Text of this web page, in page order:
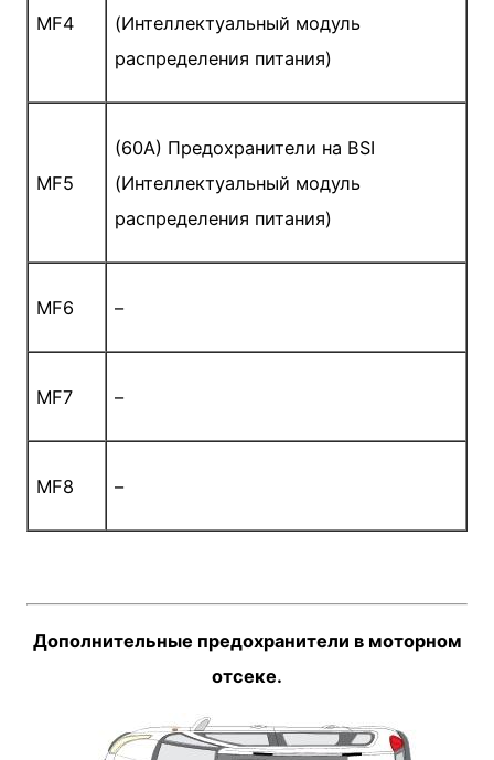
MF4
(Интеллектуальный модуль
распределения питания)
MF5
(60A) Предохранители на BSI
(Интеллектуальный модуль
распределения питания)
MF6 –
MF7 –
MF8 –
Дополнительные предохранители в моторном
отсеке.